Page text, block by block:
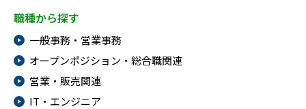
職種から探す
一般事務・営業事務
オープンポジション・総合職関連
営業・販売関連
IT・エンジニア